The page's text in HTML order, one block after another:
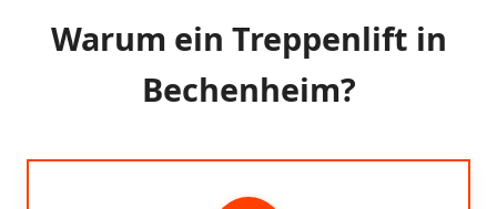
Warum ein Treppenlift in
Bechenheim?